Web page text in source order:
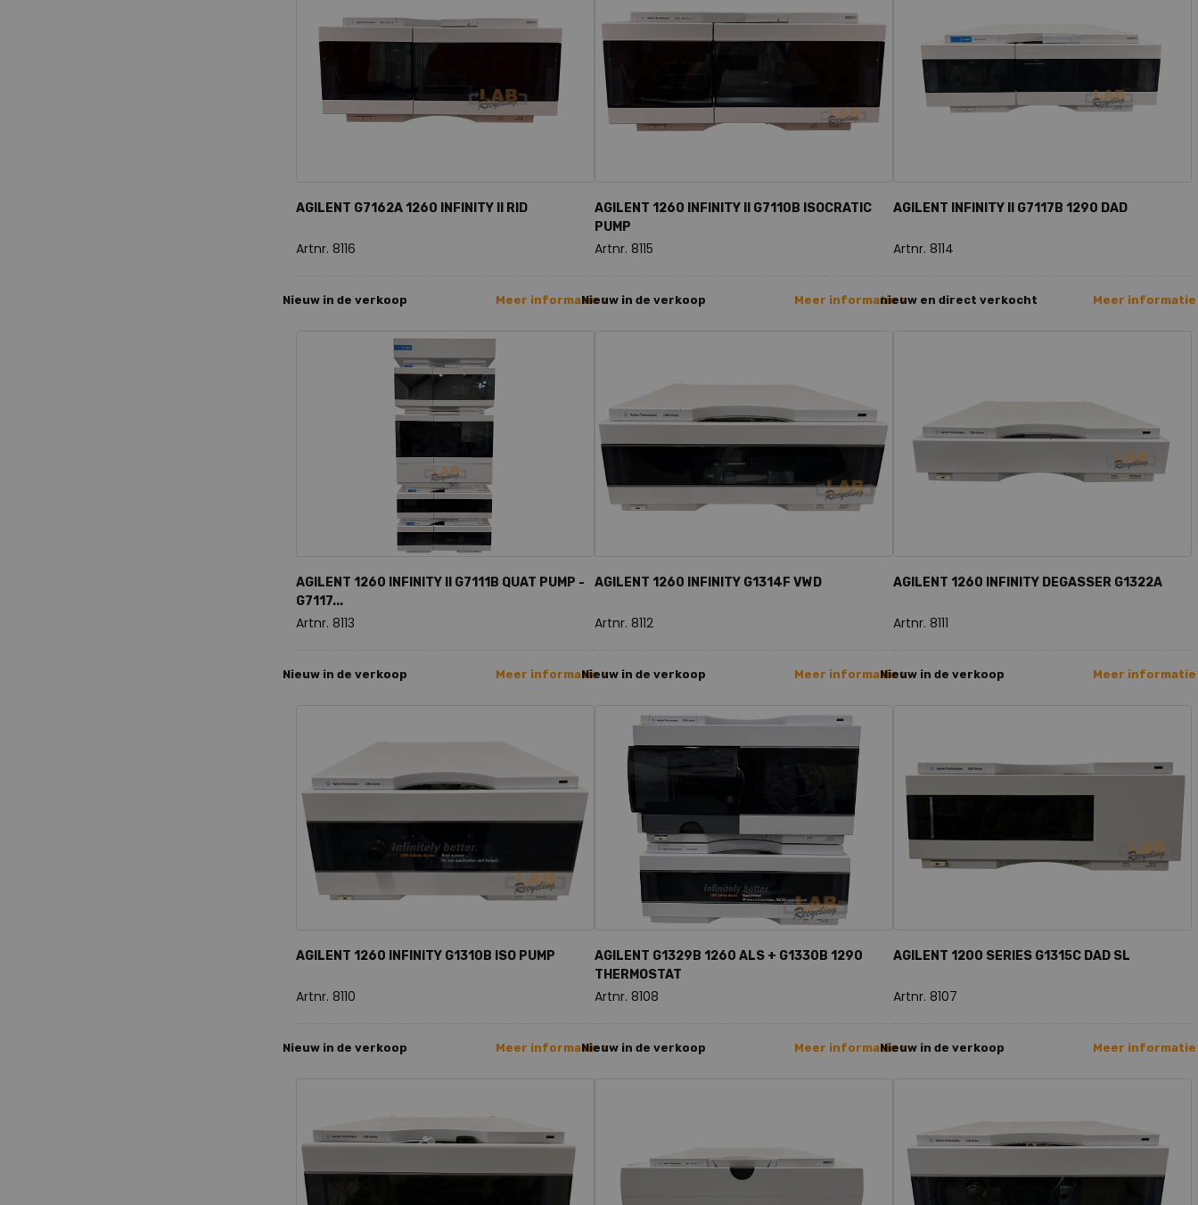
AGILENT G7162A 1260 INFINITY II RID
Artnr. 8116
Nieuw in de verkoop Meer informatie >
AGILENT 1260 INFINITY II G7110B ISOCRATIC
PUMP
Artnr. 8115
Nieuw in de verkoop Meer informatie >
AGILENT INFINITY II G7117B 1290 DAD
Artnr. 8114
nieuw en direct verkocht Meer informatie
AGILENT 1260 INFINITY II G7111B QUAT PUMP -
G7117...
Artnr. 8113
Nieuw in de verkoop Meer informatie >
AGILENT 1260 INFINITY G1314F VWD
Artnr. 8112
Nieuw in de verkoop Meer informatie >
AGILENT 1260 INFINITY DEGASSER G1322A
Artnr. 8111
Nieuw in de verkoop Meer informatie
AGILENT 1260 INFINITY G1310B ISO PUMP
Artnr. 8110
Nieuw in de verkoop Meer informatie >
AGILENT G1329B 1260 ALS + G1330B 1290
THERMOSTAT
Artnr. 8108
Nieuw in de verkoop Meer informatie >
AGILENT 1200 SERIES G1315C DAD SL
Artnr. 8107
Nieuw in de verkoop Meer informatie